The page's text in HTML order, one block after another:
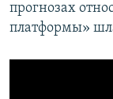
прогнозах
платформы»